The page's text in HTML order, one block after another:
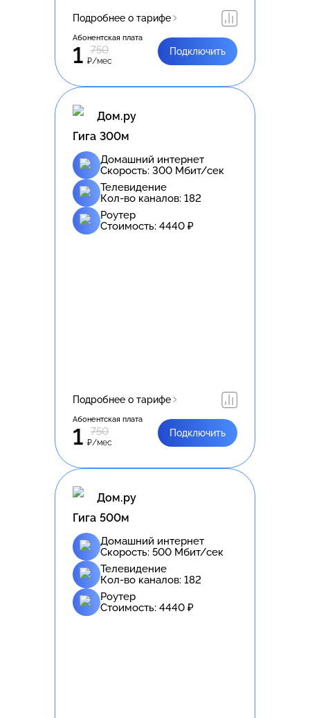
Подробнее о тарифе
Абонентская плата
1 750
₽/мес
Подключить
Дом.ру
Гига 300м
Домашний интернет
Скорость: 300 Мбит/сек
Телевидение
Кол-во каналов: 182
Роутер
Стоимость: 4440 ₽
Подробнее о тарифе
Абонентская плата
1 750
₽/мес
Подключить
Дом.ру
Гига 500м
Домашний интернет
Скорость: 500 Мбит/сек
Телевидение
Кол-во каналов: 182
Роутер
Стоимость: 4440 ₽